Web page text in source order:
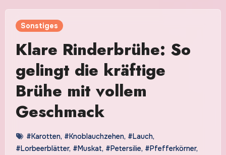
Sonstiges
Klare Rinderbrühe: So
gelingt die kräftige
Brühe mit vollem
Geschmack
#Karotten, #Knoblauchzehen, #Lauch,
#Lorbeerblätter, #Muskat, #Petersilie, #Pfefferkörner,